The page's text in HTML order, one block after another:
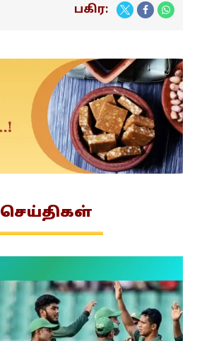
பகிர:
செய்திகள்